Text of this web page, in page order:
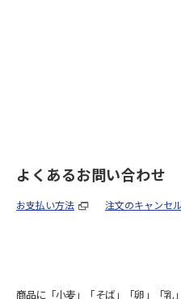
よくあるお問い合わせ
お支払い方法 注文のキャンセ
商品に「小麦」「そば」「卵」「乳